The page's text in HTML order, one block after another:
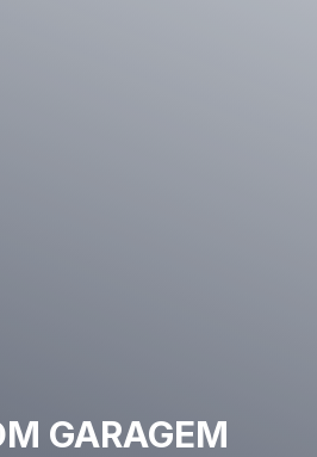
GARAGEM